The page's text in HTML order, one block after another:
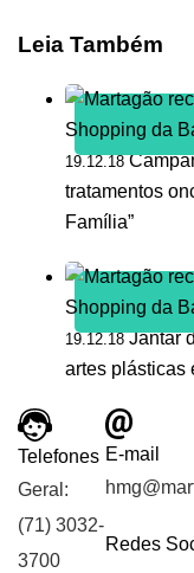
Leia Também
19.12.18
tratamentos
Família”
19.12.18 Jantar
artes plásticas
Telefones
Geral:
(71) 3032-
3700
E-mail
Redes